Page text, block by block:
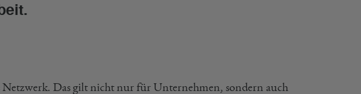
Das gilt nicht nur für Unternehmen, sondern auch